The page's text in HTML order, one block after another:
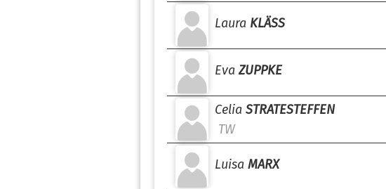
Laura KLÄSS
Eva ZUPPKE
Celia STRATESTEFFEN
TW
Luisa MARX